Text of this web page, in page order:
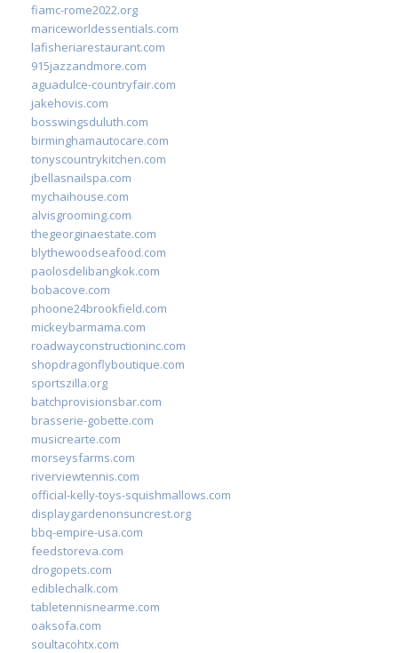
fiamc-rome2022.org
mariceworldessentials.com
lafisheriarestaurant.com
915jazzandmore.com
aguadulce-countryfair.com
jakehovis.com
bosswingsduluth.com
birminghamautocare.com
tonyscountrykitchen.com
jbellasnailspa.com
mychaihouse.com
alvisgrooming.com
thegeorginaestate.com
blythewoodseafood.com
paolosdelibangkok.com
bobacove.com
phoone24brookfield.com
mickeybarmama.com
roadwayconstructioninc.com
shopdragonflyboutique.com
sportszilla.org
batchprovisionsbar.com
brasserie-gobette.com
musicrearte.com
morseysfarms.com
riverviewtennis.com
official-kelly-toys-squishmallows.com
displaygardenonsuncrest.org
bbq-empire-usa.com
feedstoreva.com
drogopets.com
ediblechalk.com
tabletennisnearme.com
oaksofa.com
soultacohtx.com